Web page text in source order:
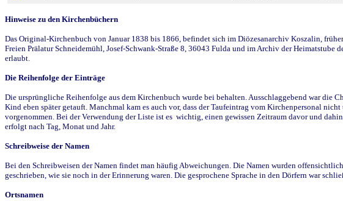
Hinweise zu den Kirchenbüchern
Das Original-Kirchenbuch von Januar 1838 bis 1866, befindet sich im Diözesanarchiv Koszalin,
Freien Prälatur Schneidemühl, Josef-Schwank-Straße 8, 36043 Fulda und im Archiv der
erlaubt.
Die Reihenfolge der Einträge
Die ursprüngliche Reihenfolge aus dem Kirchenbuch wurde bei behalten. Ausschlaggebend war die
Kind eben später getauft. Manchmal kam es auch vor, dass der Taufeintrag vom Kirchenpersonal
vorgenommen. Bei der Verwendung der Liste ist es wichtig, einen gewissen Zeitraum davor und
erfolgt nach Tag, Monat und Jahr.
Schreibweise der Namen
Bei den Schreibweisen der Namen findet man häufig Abweichungen. Die Namen wurden
geschrieben, wie sie noch in der Erinnerung waren. Die gesprochene Sprache in den Dörfern war
Ortsnamen